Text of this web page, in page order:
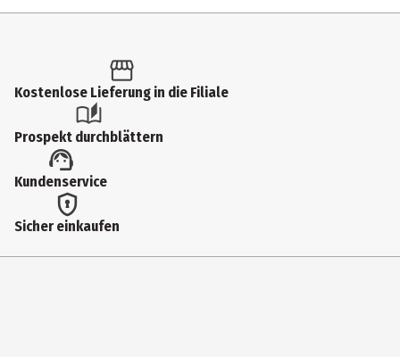
25 cm
Materialdetails
Hersteller
Gebr. Steinhart GmbH&Co. KG
Kostenlose Lieferung in die Filiale
Prospekt durchblättern
Kundenservice
Sicher einkaufen